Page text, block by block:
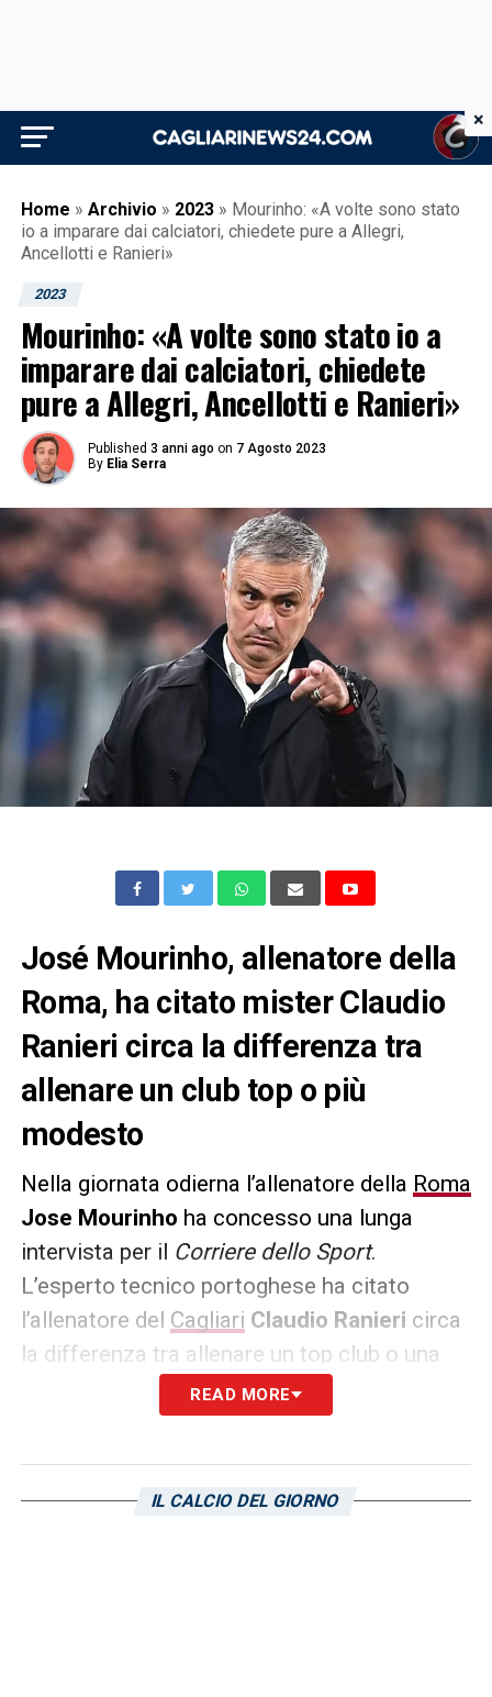
Home » Archivio » 2023 » Mourinho: «A volte sono stato
io a imparare dai calciatori, chiedete pure a Allegri,
Ancellotti e Ranieri»
2023
Mourinho: «A volte sono stato io a
imparare dai calciatori, chiedete
pure a Allegri, Ancellotti e Ranieri»
Published 3 anni ago on 7 Agosto 2023
By Elia Serra
José Mourinho, allenatore della
Roma, ha citato mister Claudio
Ranieri circa la differenza tra
allenare un club top o più
modesto
Nella giornata odierna l’allenatore della Roma
Jose Mourinho ha concesso una lunga
intervista per il Corriere dello Sport.
L’esperto tecnico portoghese ha citato
l’allenatore del Cagliari Claudio Ranieri circa
la differenza tra allenare un top club o una
società con obiettivi più modesti.
mestieri diversi? Quando alleni in un club
READ MORE
IL CALCIO DEL GIORNO
×